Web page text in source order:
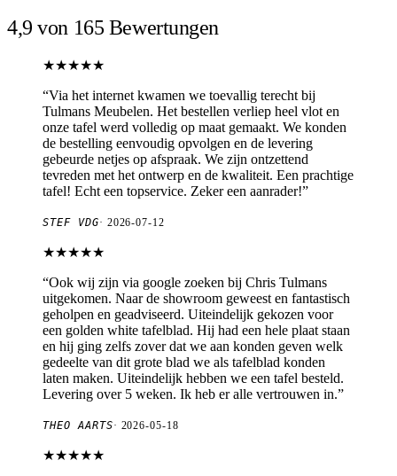
4,9 von 165 Bewertungen
★★★★★
“Via het internet kwamen we toevallig terecht bij
Tulmans Meubelen. Het bestellen verliep heel vlot en
onze tafel werd volledig op maat gemaakt. We konden
de bestelling eenvoudig opvolgen en de levering
gebeurde netjes op afspraak. We zijn ontzettend
tevreden met het ontwerp en de kwaliteit. Een prachtige
tafel! Echt een topservice. Zeker een aanrader!”
STEF VDG· 2026-07-12
★★★★★
“Ook wij zijn via google zoeken bij Chris Tulmans
uitgekomen. Naar de showroom geweest en fantastisch
geholpen en geadviseerd. Uiteindelijk gekozen voor
een golden white tafelblad. Hij had een hele plaat staan
en hij ging zelfs zover dat we aan konden geven welk
gedeelte van dit grote blad we als tafelblad konden
laten maken. Uiteindelijk hebben we een tafel besteld.
Levering over 5 weken. Ik heb er alle vertrouwen in.”
THEO AARTS· 2026-05-18
★★★★★